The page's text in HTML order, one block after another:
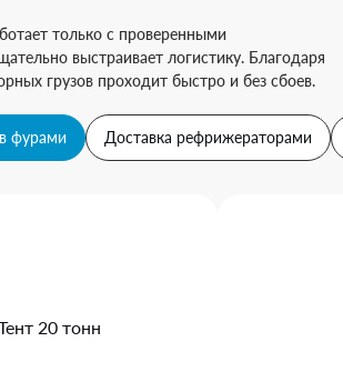
только с проверенными
выстраивает логистику. Благодаря
грузов проходит быстро и без сбоев.
фурами Доставка рефрижераторами